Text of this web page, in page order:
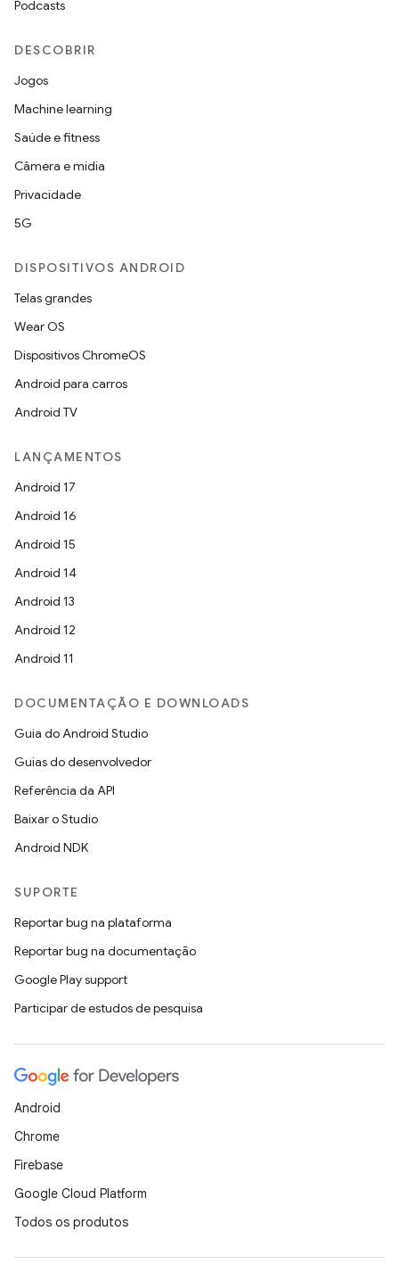
Podcasts
DESCOBRIR
Jogos
Machine learning
Saúde e fitness
Câmera e mídia
Privacidade
5G
DISPOSITIVOS ANDROID
Telas grandes
Wear OS
Dispositivos ChromeOS
Android para carros
Android TV
LANÇAMENTOS
Android 17
Android 16
Android 15
Android 14
Android 13
Android 12
Android 11
DOCUMENTAÇÃO E DOWNLOADS
Guia do Android Studio
Guias do desenvolvedor
Referência da API
Baixar o Studio
Android NDK
SUPORTE
Reportar bug na plataforma
Reportar bug na documentação
Google Play support
Participar de estudos de pesquisa
Android
Chrome
Firebase
Google Cloud Platform
Todos os produtos